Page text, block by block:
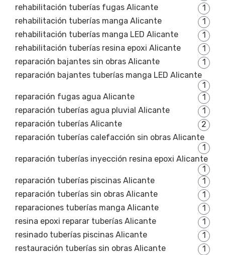
rehabilitación tuberías fugas Alicante
1
rehabilitación tuberías manga Alicante
1
rehabilitación tuberías manga LED Alicante
1
rehabilitación tuberías resina epoxi Alicante
1
reparación bajantes sin obras Alicante
1
reparación bajantes tuberías manga LED Alicante
1
reparación fugas agua Alicante
1
reparación tuberías agua pluvial Alicante
1
reparación tuberías Alicante
2
reparación tuberías calefacción sin obras Alicante
1
reparación tuberías inyección resina epoxi Alicante
1
reparación tuberías piscinas Alicante
1
reparación tuberías sin obras Alicante
1
reparaciones tuberías manga Alicante
1
resina epoxi reparar tuberías Alicante
1
resinado tuberías piscinas Alicante
1
restauración tuberías sin obras Alicante
1